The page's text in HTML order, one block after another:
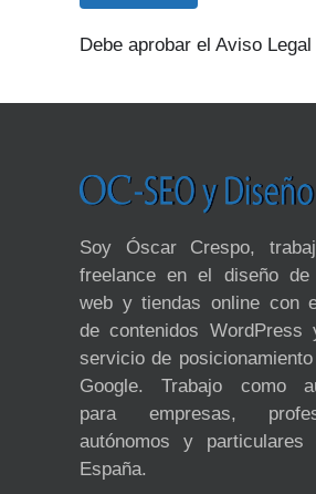
Debe aprobar el Aviso
Soy Óscar Crespo,
freelance en el diseño de
web y tiendas online con
de contenidos WordPress
servicio de
Google. Trabajo como
para empresas,
autónomos y particulares
España.